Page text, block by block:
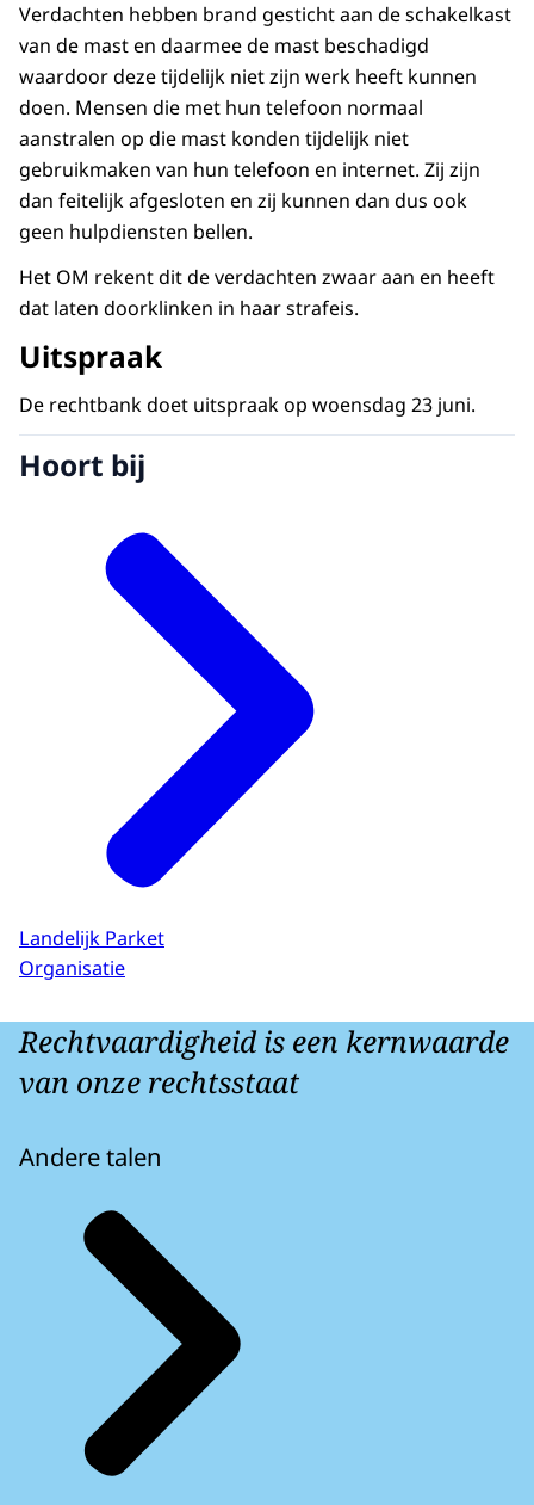
Verdachten hebben brand gesticht aan de schakelkast
van de mast en daarmee de mast beschadigd
waardoor deze tijdelijk niet zijn werk heeft kunnen
doen. Mensen die met hun telefoon normaal
aanstralen op die mast konden tijdelijk niet
gebruikmaken van hun telefoon en internet. Zij zijn
dan feitelijk afgesloten en zij kunnen dan dus ook
geen hulpdiensten bellen.
Het OM rekent dit de verdachten zwaar aan en heeft
dat laten doorklinken in haar strafeis.
Uitspraak
De rechtbank doet uitspraak op woensdag 23 juni.
Hoort bij
Landelijk Parket
Organisatie
Rechtvaardigheid is een kernwaarde
van onze rechtsstaat
Andere talen